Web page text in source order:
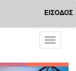
ΕΙΣΟΔΟΣ
Toggle